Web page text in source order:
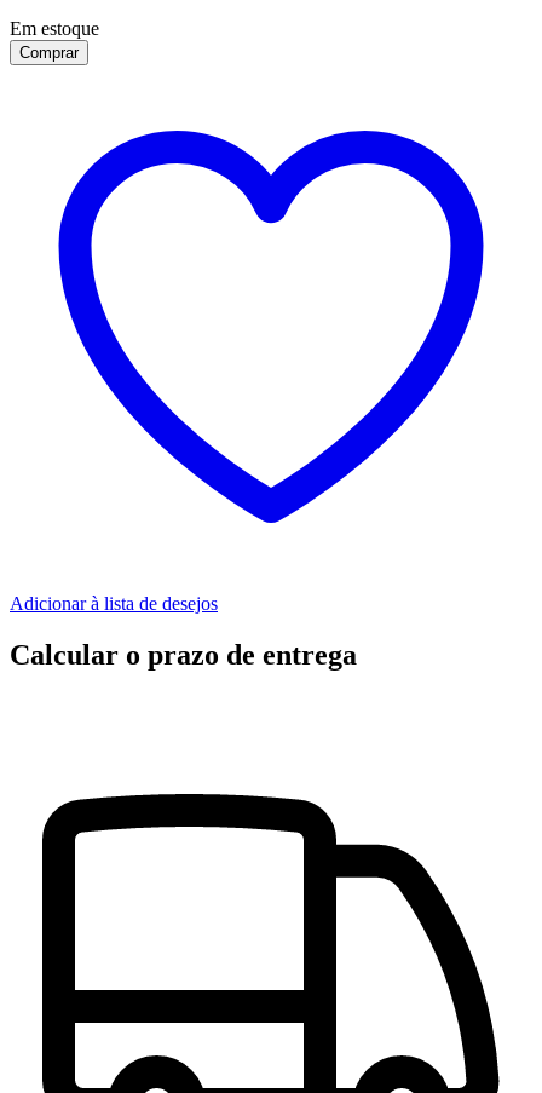
Em estoque
Comprar
Adicionar à lista de desejos
Calcular o prazo de entrega